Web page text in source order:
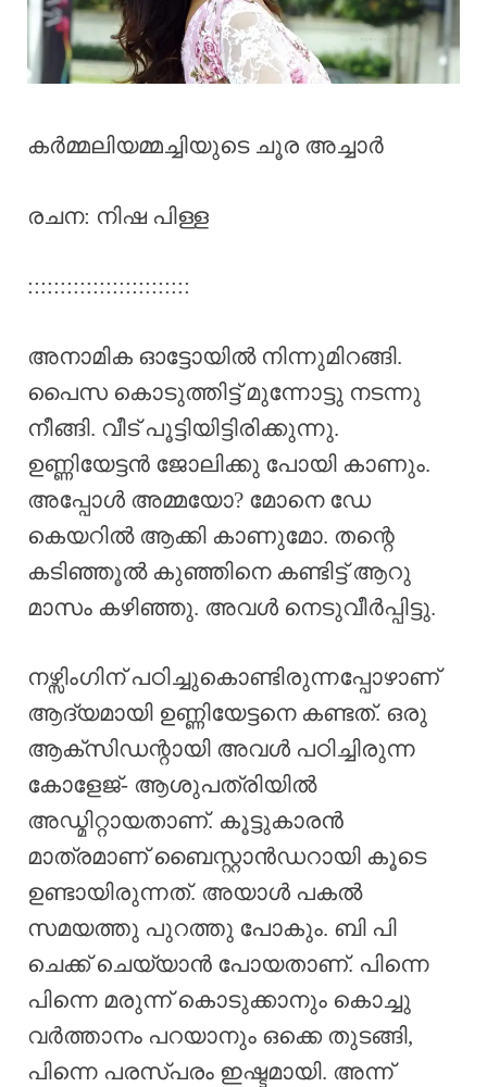
കർമ്മലിയമ്മച്ചിയുടെ ചൂര അച്ചാർ
രചന: നിഷ പിള്ള
:::::::::::::::::::::::::
അനാമിക ഓട്ടോയിൽ നിന്നുമിറങ്ങി.
പൈസ കൊടുത്തിട്ട് മുന്നോട്ടു നടന്നു
നീങ്ങി. വീട് പൂട്ടിയിട്ടിരിക്കുന്നു.
ഉണ്ണിയേട്ടൻ ജോലിക്കു പോയി കാണും.
അപ്പോൾ അമ്മയോ? മോനെ ഡേ
കെയറിൽ ആക്കി കാണുമോ. തന്റെ
കടിഞ്ഞൂൽ കുഞ്ഞിനെ കണ്ടിട്ട് ആറു
മാസം കഴിഞ്ഞു. അവൾ നെടുവീർപ്പിട്ടു.
നഴ്സിംഗിന് പഠിച്ചുകൊണ്ടിരുന്നപ്പോഴാണ്
ആദ്യമായി ഉണ്ണിയേട്ടനെ കണ്ടത്. ഒരു
ആക്‌സിഡന്റായി അവൾ പഠിച്ചിരുന്ന
കോളേജ്- ആശുപത്രിയിൽ
അഡ്മിറ്റായതാണ്. കൂട്ടുകാരൻ
മാത്രമാണ് ബൈസ്റ്റാൻഡറായി കൂടെ
ഉണ്ടായിരുന്നത്. അയാൾ പകൽ
സമയത്തു പുറത്തു പോകും. ബി പി
ചെക്ക് ചെയ്യാൻ പോയതാണ്. പിന്നെ
പിന്നെ മരുന്ന് കൊടുക്കാനും കൊച്ചു
വർത്താനം പറയാനും ഒക്കെ തുടങ്ങി,
പിന്നെ പരസ്പരം ഇഷ്ടമായി. അന്ന്